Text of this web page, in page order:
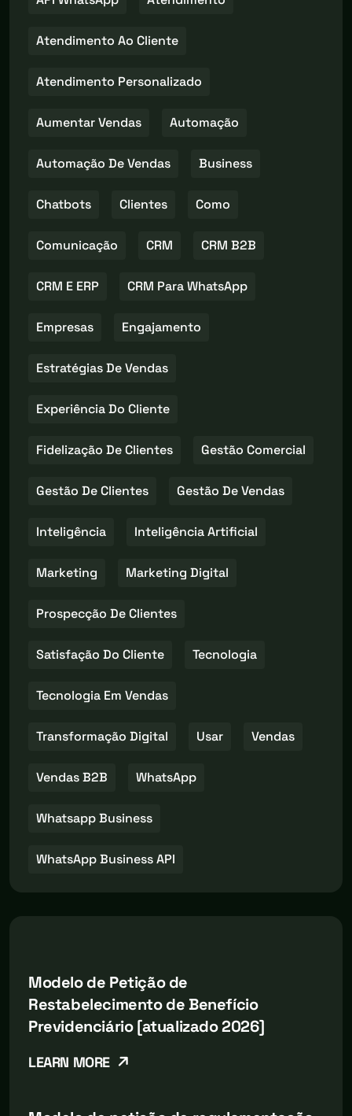
Atendimento Ao Cliente
Atendimento Personalizado
Aumentar Vendas Automação
Automação De Vendas Business
Chatbots Clientes Como
Comunicação CRM CRM B2B
CRM E ERP CRM Para WhatsApp
Empresas Engajamento
Estratégias De Vendas
Experiência Do Cliente
Fidelização De Clientes Gestão Comercial
Gestão De Clientes Gestão De Vendas
Inteligência Inteligência Artificial
Marketing Marketing Digital
Prospecção De Clientes
Satisfação Do Cliente Tecnologia
Tecnologia Em Vendas
Transformação Digital Usar Vendas
Vendas B2B WhatsApp
Whatsapp Business
WhatsApp Business API
Modelo de Petição de
Restabelecimento de Benefício
Previdenciário [atualizado 2026]
LEARN MORE